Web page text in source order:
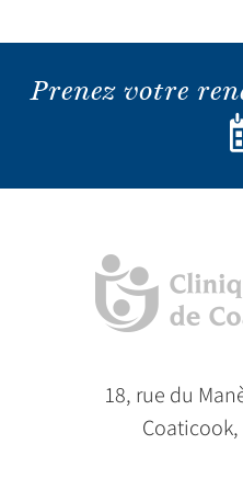
Prenez votre
18, rue du
Coaticook,